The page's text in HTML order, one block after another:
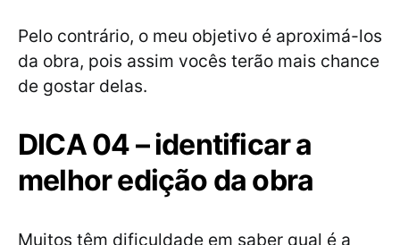
Pelo contrário, o meu objetivo é aproximá-los
da obra, pois assim vocês terão mais chance
de gostar delas.
DICA 04 – identificar a
melhor edição da obra
Muitos têm dificuldade em saber qual é a